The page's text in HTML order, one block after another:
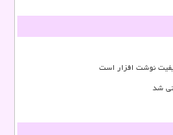
نوشت افزار است
شد